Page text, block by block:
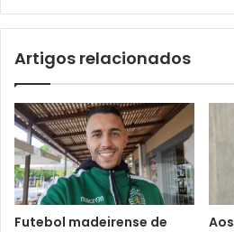
Artigos relacionados
Futebol madeirense de